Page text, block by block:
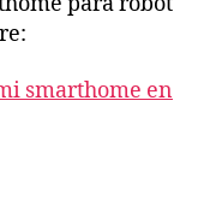
smarthome en